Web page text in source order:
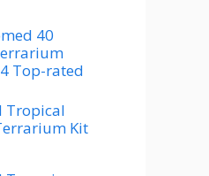
40
Top-rated
Tropical
Kit